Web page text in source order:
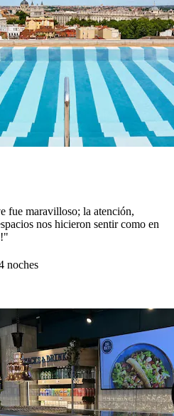
fue maravilloso; la atención,
nos hicieron sentir como en
noches